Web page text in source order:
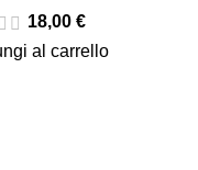
18,00 €
al carrello